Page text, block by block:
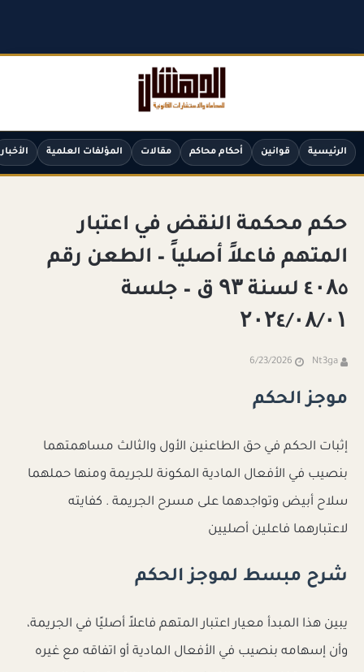
الرئيسية قوانين أحكام محاكم مقالات المؤلفات العلمية الأخبار
حكم محكمة النقض في اعتبار
المتهم فاعلاً أصلياً – الطعن رقم
٤۰۸٥ لسنة ۹۳ ق – جلسة
۲۰۲٤/۰۸/۰۱
Nt3ga
6/23/2026
موجز الحكم
إثبات الحكم في حق الطاعنين الأول والثالث مساهمتهما
بنصيب في الأفعال المادية المكونة للجريمة ومنها حملهما
سلاح أبيض وتواجدهما على مسرح الجريمة . كفايته
لاعتبارهما فاعلين أصليين
شرح مبسط لموجز الحكم
يبين هذا المبدأ معيار اعتبار المتهم فاعلاً أصليًا في الجريمة،
وأن إسهامه بنصيب في الأفعال المادية أو اتفاقه مع غيره